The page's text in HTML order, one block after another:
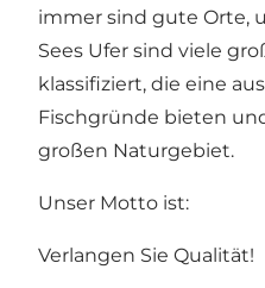
immer sind gute Orte,
Sees Ufer sind viele
klassifiziert, die eine
Fischgründe bieten
großen Naturgebiet.
Unser Motto ist:
Verlangen Sie Qualität!